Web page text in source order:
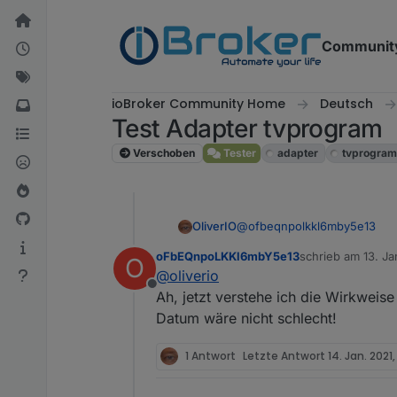
Weiter zum Inhalt
ioBroker Community Home Deutsch
Test Adapter tvprogram
Verschoben Tester adapter tvprogram
OliverIO@ofbeqnpolkkl6mby5e13
Der Adapter sollte eigentlich
Gelöscht werden die Daten
Durch die kann das Widget
Du kannst mal im folgenden
/opt/iobroker/iobroker-data/
O
Offline
oFbEQnpoLKKl6mbY5e13schrieb am 13.
zuletzt editiert
@oliverio
Ah, jetzt verstehe ich die
Datum wäre nicht schlecht!
1 Antwort Letzte Antwort 14. Jan.